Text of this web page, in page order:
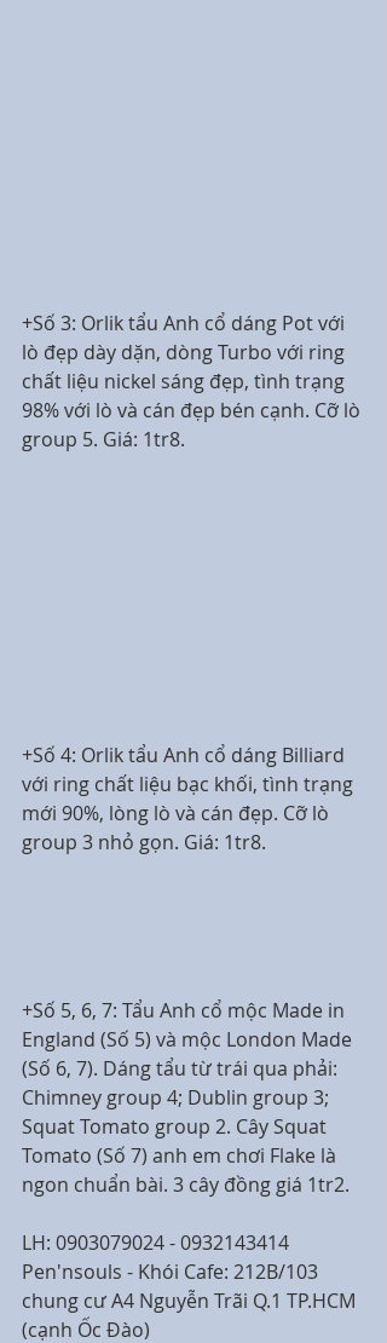
+Số 3: Orlik tẩu Anh cổ dáng Pot với
lò đẹp dày dặn, dòng Turbo với ring
chất liệu nickel sáng đẹp, tình trạng
98% với lò và cán đẹp bén cạnh. Cỡ lò
group 5. Giá: 1tr8.
+Số 4: Orlik tẩu Anh cổ dáng Billiard
với ring chất liệu bạc khối, tình trạng
mới 90%, lòng lò và cán đẹp. Cỡ lò
group 3 nhỏ gọn. Giá: 1tr8.
+Số 5, 6, 7: Tẩu Anh cổ mộc Made in
England (Số 5) và mộc London Made
(Số 6, 7). Dáng tẩu từ trái qua phải:
Chimney group 4; Dublin group 3;
Squat Tomato group 2. Cây Squat
Tomato (Số 7) anh em chơi Flake là
ngon chuẩn bài. 3 cây đồng giá 1tr2.
LH: 0903079024 - 0932143414
Pen'nsouls - Khói Cafe: 212B/103
chung cư A4 Nguyễn Trãi Q.1 TP.HCM
(cạnh Ốc Đào)